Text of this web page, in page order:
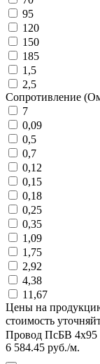
95
120
150
185
1,5
2,5
Сопротивление
7
0,09
0,5
0,7
0,12
0,15
0,18
0,25
0,35
1,09
1,75
2,92
4,38
11,67
Цены на
стоимость
Провод ПсБВ 4х95
6 584.45 руб./м.